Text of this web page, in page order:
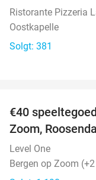
Ristorante Pizzeria
Oostkapelle
Solgt: 381
€40
Zoom,
Level One
Bergen op Zoom